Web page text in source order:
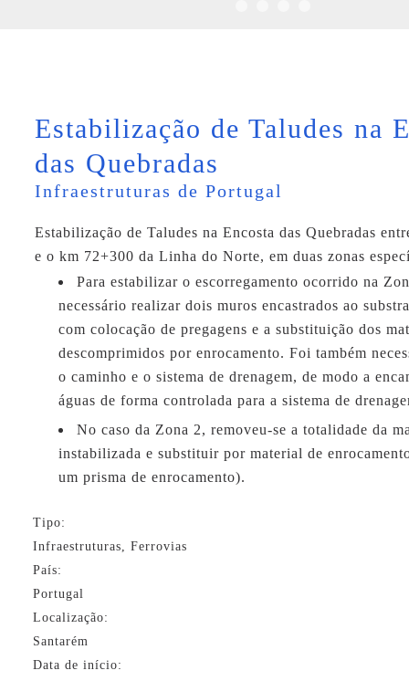
Estabilização de Taludes na
das Quebradas
Infraestruturas de Portugal
Estabilização de Taludes na Encosta das Quebradas
e o km 72+300 da Linha do Norte, em duas zonas
Para estabilizar o escorregamento ocorrido na
necessário realizar dois muros encastrados ao
com colocação de pregagens e a substituição dos
descomprimidos por enrocamento. Foi também
o caminho e o sistema de drenagem, de modo a
águas de forma controlada para a sistema de
No caso da Zona 2, removeu-se a totalidade da
instabilizada e substituir por material de
um prisma de enrocamento).
Tipo:
Infraestruturas, Ferrovias
País:
Portugal
Localização:
Santarém
Data de início: